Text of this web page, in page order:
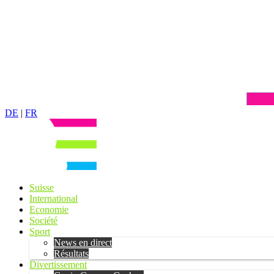
DE | FR
Suisse
International
Economie
Société
Sport
News en direct
Résultats
Divertissement